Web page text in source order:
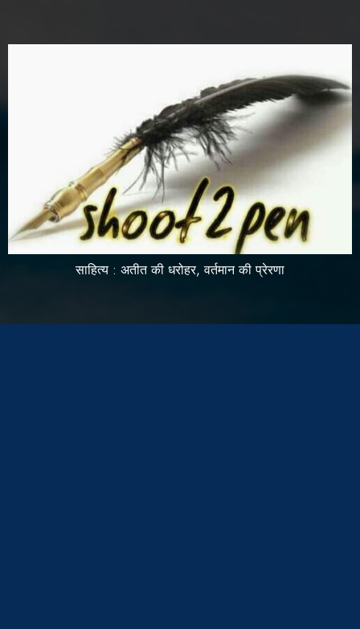
साहित्य : अतीत की धरोहर, वर्तमान की प्रेरणा